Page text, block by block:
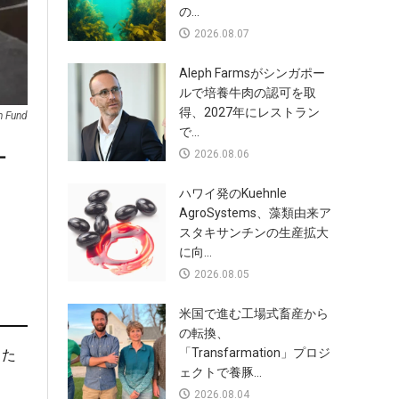
Fund
の...
2026.08.07
Aleph Farmsがシンガポー
ルで培養牛肉の認可を取
得、2027年にレストラン
で...
2026.08.06
ハワイ発のKuehnle
AgroSystems、藻類由来ア
スタキサンチンの生産拡大
に向...
2026.08.05
米国で進む工場式畜産から
の転換、
「Transfarmation」プロジ
ェクトで養豚...
2026.08.04